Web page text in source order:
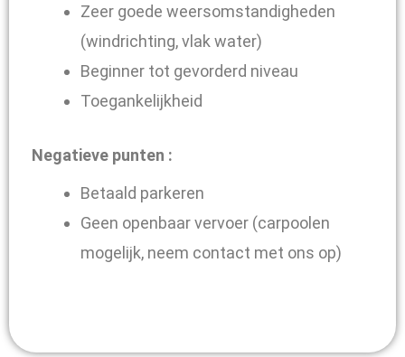
Zeer goede weersomstandigheden
(windrichting, vlak water)
Beginner tot gevorderd niveau
Toegankelijkheid
Negatieve punten :
Betaald parkeren
Geen openbaar vervoer (carpoolen
mogelijk, neem contact met ons op)